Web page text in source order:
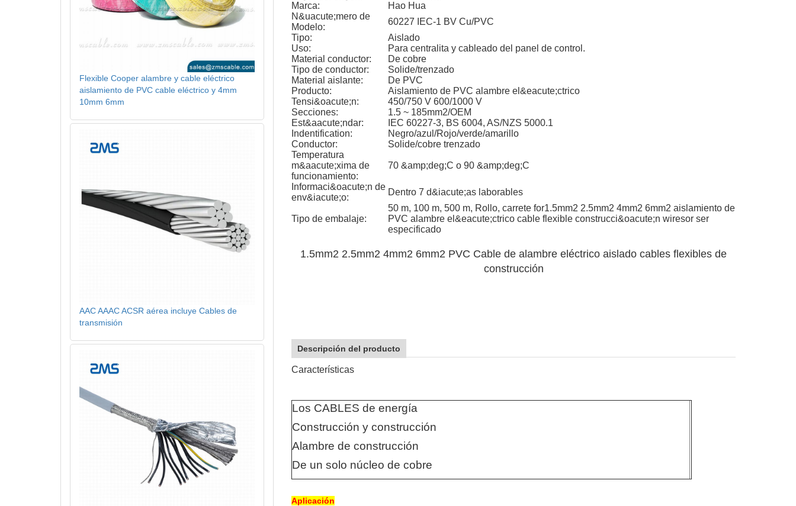
Marca:
Hao Hua
N&uacute;mero de
Modelo:
60227 IEC-1 BV Cu/PVC
Tipo:
Aislado
Uso:
Para centralita y cableado del panel de control.
Material conductor:
De cobre
Tipo de conductor:
Solide/trenzado
Material aislante:
De PVC
Producto:
Aislamiento de PVC alambre el&eacute;ctrico
Tensi&oacute;n:
450/750 V 600/1000 V
Secciones:
1.5 ~ 185mm2/OEM
Est&aacute;ndar:
IEC 60227-3, BS 6004, AS/NZS 5000.1
Indentification:
Negro/azul/Rojo/verde/amarillo
Conductor:
Solide/cobre trenzado
Temperatura
m&aacute;xima de
funcionamiento:
70 &amp;deg;C o 90 &amp;deg;C
Informaci&oacute;n de
env&iacute;o:
Dentro 7 d&iacute;as laborables
Tipo de embalaje:
50 m, 100 m, 500 m, Rollo, carrete for1.5mm2 2.5mm2 4mm2 6mm2 aislamiento de
PVC alambre el&eacute;ctrico cable flexible construcci&oacute;n wiresor ser
especificado
1.5mm2 2.5mm2 4mm2 6mm2 PVC Cable de alambre eléctrico aislado cables flexibles de
construcción
Descripción del producto
Características
Los CABLES de energía
Construcción y construcción
Alambre de construcción
De un solo núcleo de cobre
Aplicación
Flexible Cooper alambre y cable eléctrico
aislamiento de PVC cable eléctrico y 4mm
10mm 6mm
AAC AAAC ACSR aérea incluye Cables de
transmisión